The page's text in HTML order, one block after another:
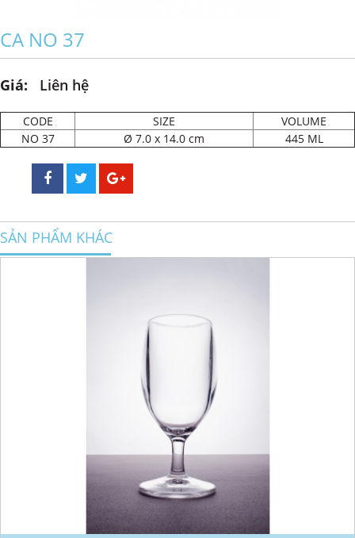
CA NO 37
Giá: Liên hệ
CODE SIZE
VOLUME
NO 37
Ø 7.0 x 14.0 cm 445 ML
SẢN PHẨM KHÁC